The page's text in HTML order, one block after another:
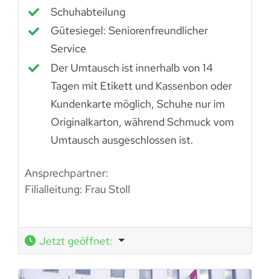
Schuhabteilung
Gütesiegel: Seniorenfreundlicher
Service
Der Umtausch ist innerhalb von 14
Tagen mit Etikett und Kassenbon oder
Kundenkarte möglich, Schuhe nur im
Originalkarton, während Schmuck vom
Umtausch ausgeschlossen ist.
Ansprechpartner:
Filialleitung: Frau Stoll
Jetzt geöffnet: